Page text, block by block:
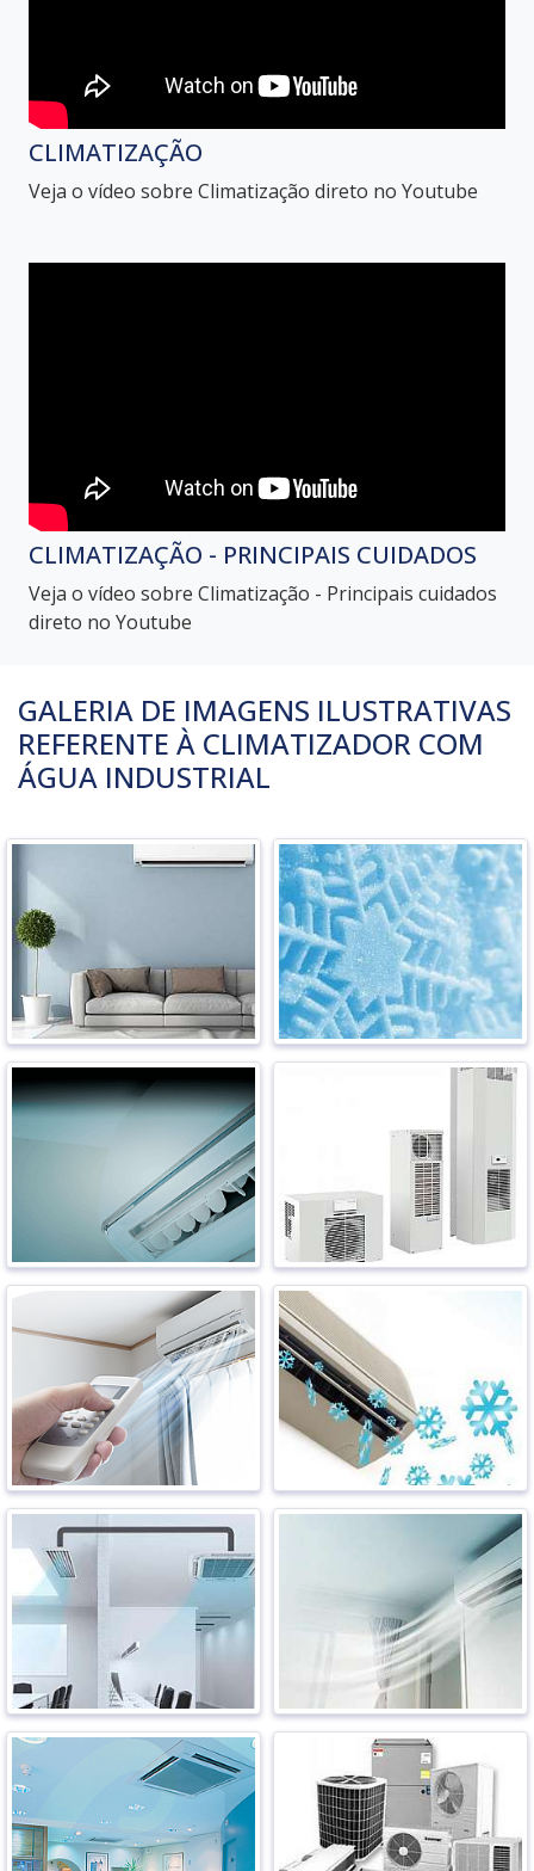
CLIMATIZAÇÃO
Veja o vídeo sobre Climatização direto no Youtube
CLIMATIZAÇÃO - PRINCIPAIS CUIDADOS
Veja o vídeo sobre Climatização - Principais cuidados
direto no Youtube
GALERIA DE IMAGENS ILUSTRATIVAS
REFERENTE À CLIMATIZADOR COM
ÁGUA INDUSTRIAL